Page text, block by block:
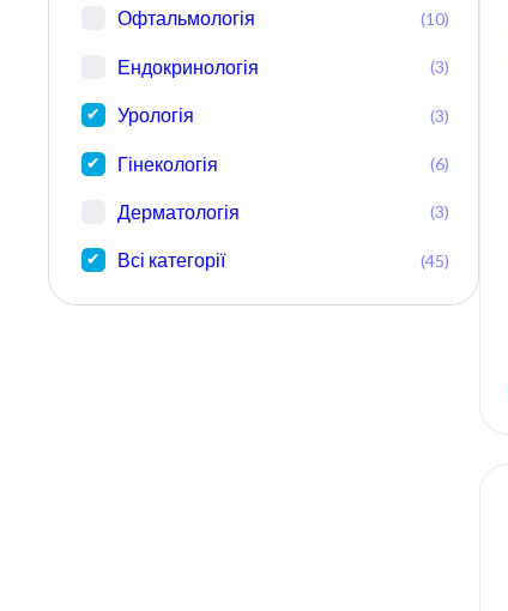
Офтальмологія (10)
Ендокринологія (3)
Урологія (3)
Гінекологія (6)
Дерматологія (3)
Всі категорії (45)